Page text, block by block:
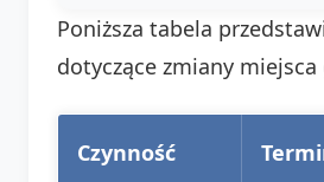
Poniższa tabela
dotyczące zmiany miejsca
Czynność